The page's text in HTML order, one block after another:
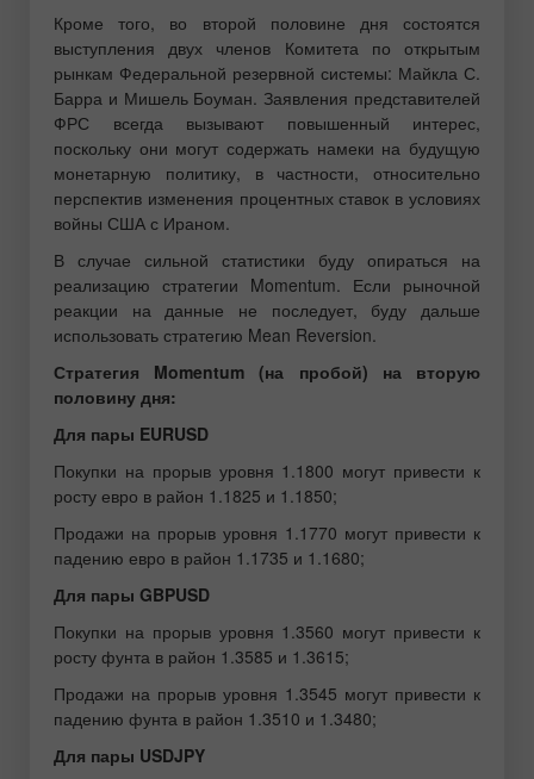
Кроме того, во второй половине дня состоятся
выступления двух членов Комитета по открытым
рынкам Федеральной резервной системы: Майкла С.
Барра и Мишель Боуман. Заявления представителей
ФРС всегда вызывают повышенный интерес,
поскольку они могут содержать намеки на будущую
монетарную политику, в частности, относительно
перспектив изменения процентных ставок в условиях
войны США с Ираном.
В случае сильной статистики буду опираться на
реализацию стратегии Momentum. Если рыночной
реакции на данные не последует, буду дальше
использовать стратегию Mean Reversion.
Стратегия Momentum (на пробой) на вторую
половину дня:
Для пары EURUSD
Покупки на прорыв уровня 1.1800 могут привести к
росту евро в район 1.1825 и 1.1850;
Продажи на прорыв уровня 1.1770 могут привести к
падению евро в район 1.1735 и 1.1680;
Для пары GBPUSD
Покупки на прорыв уровня 1.3560 могут привести к
росту фунта в район 1.3585 и 1.3615;
Продажи на прорыв уровня 1.3545 могут привести к
падению фунта в район 1.3510 и 1.3480;
Для пары USDJPY